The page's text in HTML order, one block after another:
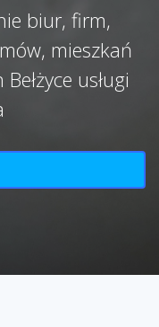
biur, firm,
mieszkań
usługi